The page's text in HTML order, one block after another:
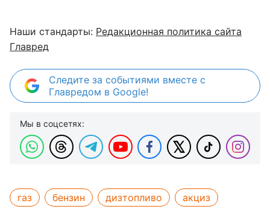
Наши стандарты: Редакционная политика сайта
Главред
Следите за событиями вместе с
Главредом в Google!
Мы в соцсетях:
газ бензин дизтопливо
акциз